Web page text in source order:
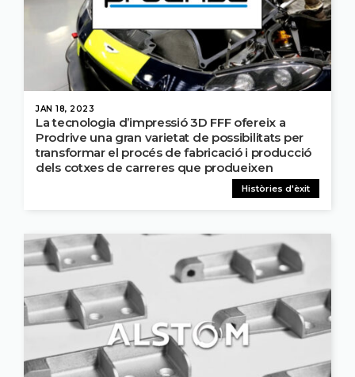
JAN 18, 2023
Històries d'èxit
La tecnologia d’impressió 3D FFF ofereix a
Prodrive una gran varietat de possibilitats per
transformar el procés de fabricació i producció
dels cotxes de carreres que produeixen